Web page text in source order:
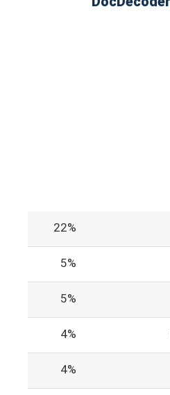
22%
5%
5%
4%
4%